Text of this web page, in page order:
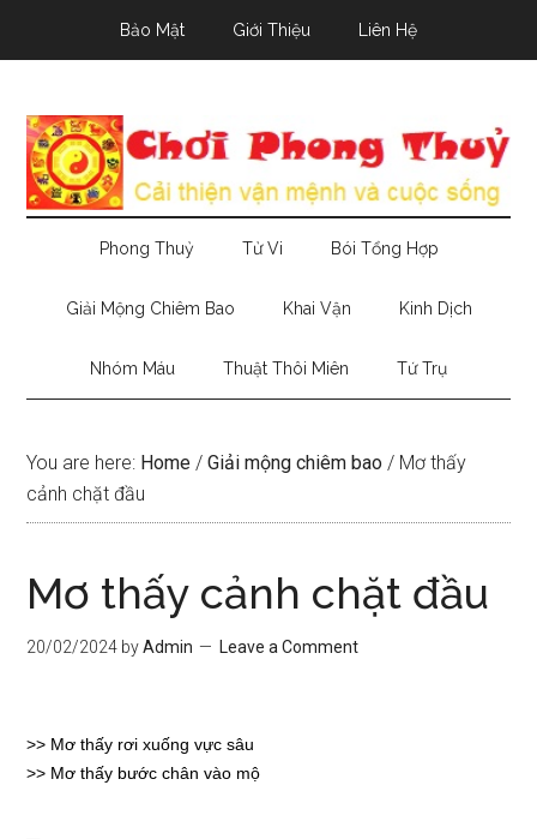
Bảo Mật Giới Thiệu Liên Hệ
Phong Thuỷ Tử Vi Bói Tổng Hợp
Giải Mộng Chiêm Bao Khai Vận Kinh Dịch
Nhóm Máu Thuật Thôi Miên Tứ Trụ
You are here: Home / Giải mộng chiêm bao / Mơ thấy
cảnh chặt đầu
Mơ thấy cảnh chặt đầu
20/02/2024 byAdmin Leave a Comment
>> Mơ thấy rơi xuống vực sâu
>> Mơ thấy bước chân vào mộ